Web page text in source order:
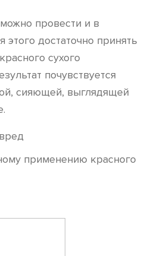
провести и в
достаточно принять
сухого
почувствуется
сияющей, выглядящей
применению красного